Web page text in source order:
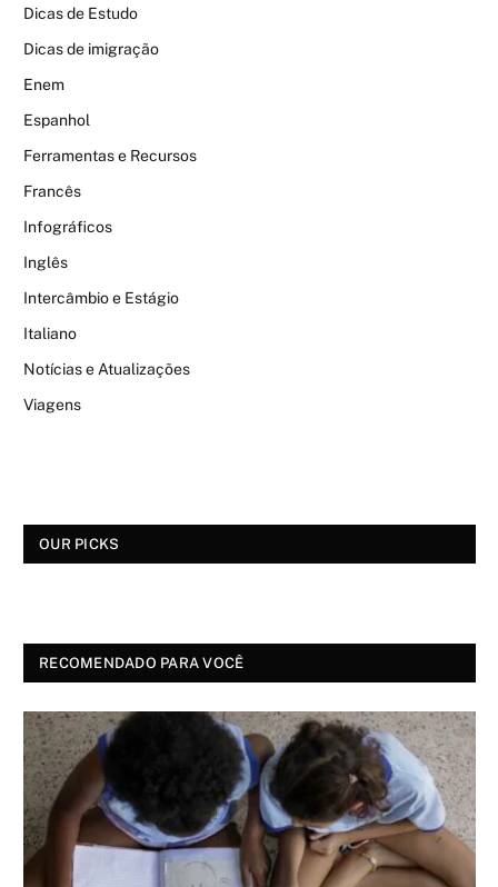
Dicas de Estudo
Dicas de imigração
Enem
Espanhol
Ferramentas e Recursos
Francês
Infográficos
Inglês
Intercâmbio e Estágio
Italiano
Notícias e Atualizações
Viagens
OUR PICKS
RECOMENDADO PARA VOCÊ